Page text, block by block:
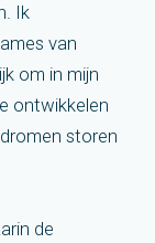
Ik
van
om in mijn
ontwikkelen
storen
de